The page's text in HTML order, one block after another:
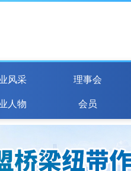
风采 理事会
人物 会员